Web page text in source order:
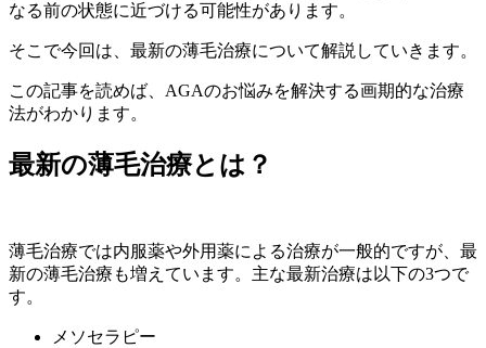
なる前の状態に近づける可能性があります。
そこで今回は、最新の薄毛治療について解説していきます。
この記事を読めば、AGAのお悩みを解決する画期的な治療
法がわかります。
最新の薄毛治療とは？
薄毛治療では内服薬や外用薬による治療が一般的ですが、最
新の薄毛治療も増えています。主な最新治療は以下の3つで
す。
メソセラピー